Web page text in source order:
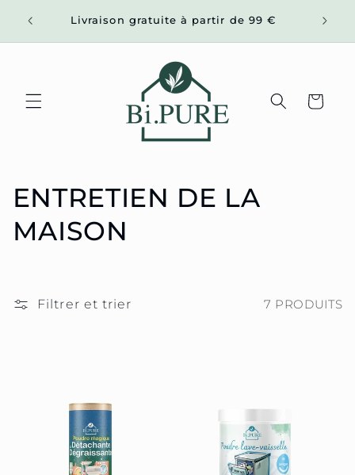
passer
contenu
Livraison gratuite à partir de 99 €
Panier
C
O
L
ENTRETIEN DE LA
MAISON
Filtrer et trier 7 PRODUITS